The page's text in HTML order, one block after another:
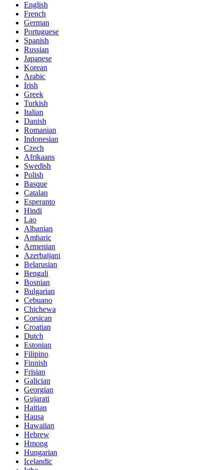
English
French
German
Portuguese
Spanish
Russian
Japanese
Korean
Arabic
Irish
Greek
Turkish
Italian
Danish
Romanian
Indonesian
Czech
Afrikaans
Swedish
Polish
Basque
Catalan
Esperanto
Hindi
Lao
Albanian
Amharic
Armenian
Azerbaijani
Belarusian
Bengali
Bosnian
Bulgarian
Cebuano
Chichewa
Corsican
Croatian
Dutch
Estonian
Filipino
Finnish
Frisian
Galician
Georgian
Gujarati
Haitian
Hausa
Hawaiian
Hebrew
Hmong
Hungarian
Icelandic